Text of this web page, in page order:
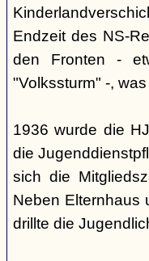
Endzeit des NS-
den Fronten -
"Volkssturm" -,
1936 wurde die
die
sich die
Neben Elternhaus
drillte die